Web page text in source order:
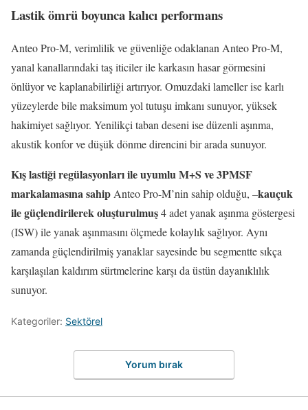
Lastik ömrü boyunca kalıcı performans
Anteo Pro-M, verimlilik ve güvenliğe odaklanan Anteo Pro-M,
yanal kanallarındaki taş iticiler ile karkasın hasar görmesini
önlüyor ve kaplanabilirliği artırıyor. Omuzdaki lameller ise karlı
yüzeylerde bile maksimum yol tutuşu imkanı sunuyor, yüksek
hakimiyet sağlıyor. Yenilikçi taban deseni ise düzenli aşınma,
akustik konfor ve düşük dönme direncini bir arada sunuyor.
Kış lastiği regülasyonları ile uyumlu M+S ve 3PMSF
markalamasına sahipAnteo Pro-M’nin sahip olduğu, –kauçuk
ile güçlendirilerek oluşturulmuş4 adet yanak aşınma göstergesi
(ISW) ile yanak aşınmasını ölçmede kolaylık sağlıyor. Aynı
zamanda güçlendirilmiş yanaklar sayesinde bu segmentte sıkça
karşılaşılan kaldırım sürtmelerine karşı da üstün dayanıklılık
sunuyor.
Kategoriler: Sektörel
Yorum bırak